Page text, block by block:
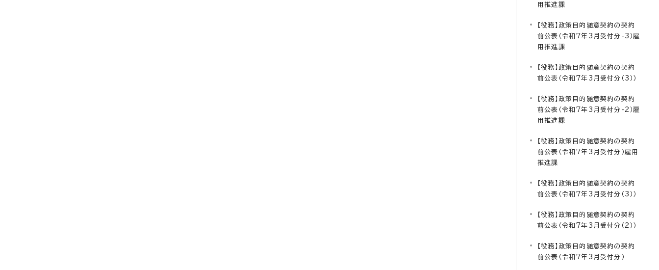
用推進課
【役務】政策目的随意契約の契約
前公表（令和7年3月受付分-3）雇
用推進課
【役務】政策目的随意契約の契約
前公表（令和7年3月受付分（3））
【役務】政策目的随意契約の契約
前公表（令和7年3月受付分-2）雇
用推進課
【役務】政策目的随意契約の契約
前公表（令和7年3月受付分）雇用
推進課
【役務】政策目的随意契約の契約
前公表（令和7年3月受付分（3））
【役務】政策目的随意契約の契約
前公表（令和7年3月受付分（2））
【役務】政策目的随意契約の契約
前公表（令和7年3月受付分）